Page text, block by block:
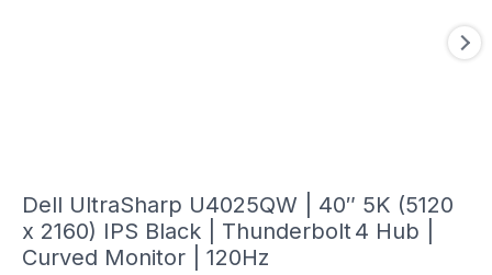
Dell UltraSharp U4025QW | 40″ 5K (5120
x 2160) IPS Black | Thunderbolt 4 Hub |
Curved Monitor | 120Hz